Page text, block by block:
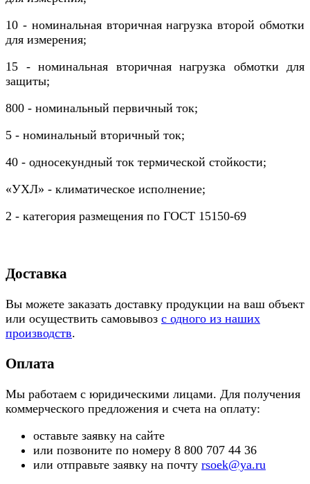
10 - номинальная вторичная нагрузка второй обмотки
для измерения;
15 - номинальная вторичная нагрузка обмотки для
защиты;
800 - номинальный первичный ток;
5 - номинальный вторичный ток;
40 - односекундный ток термической стойкости;
«УХЛ» - климатическое исполнение;
2 - категория размещения по ГОСТ 15150-69
Доставка
Вы можете заказать доставку продукции на ваш объект
или осуществить самовывоз с одного из наших
производств.
Оплата
Мы работаем с юридическими лицами. Для получения
коммерческого предложения и счета на оплату:
оставьте заявку на сайте
или позвоните по номеру 8 800 707 44 36
или отправьте заявку на почту rsoek@ya.ru